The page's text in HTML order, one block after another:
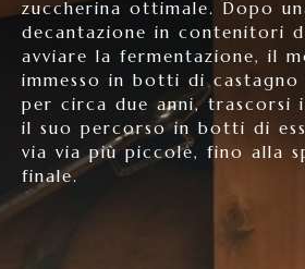
zuccherina ottimale. Dopo
decantazione in contenitori
avviare la fermentazione, il
immesso in botti di
per circa due anni, trascorsi
il suo percorso in botti di
via via più piccole, fino alla
finale.